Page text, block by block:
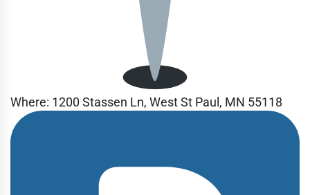
Where: 1200 Stassen Ln, West St Paul, MN 55118